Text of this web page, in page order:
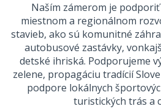
Naším zámerom je
miestnom a regionálnom
stavieb, ako sú komunitné
autobusové zastávky,
detské ihriská. Podporujeme
zelene, propagáciu tradícií
podpore lokálnych
turistických trás a